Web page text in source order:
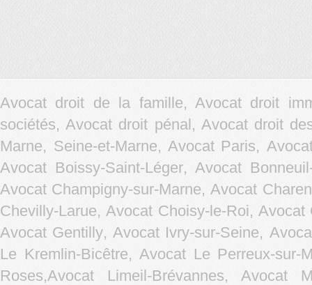
Avocat droit de la famille, Avocat droit
sociétés, Avocat droit pénal, Avocat droit
Marne, Seine-et-Marne, Avocat Paris,
Avocat Boissy-Saint-Léger,Avocat
Avocat Champigny-sur-Marne,Avocat
Chevilly-Larue,Avocat Choisy-le-Roi, Avocat
Avocat Gentilly,Avocat Ivry-sur-Seine,
Le Kremlin-Bicêtre,Avocat Le Perreux-sur-
Roses,Avocat Limeil-Brévannes, Avocat